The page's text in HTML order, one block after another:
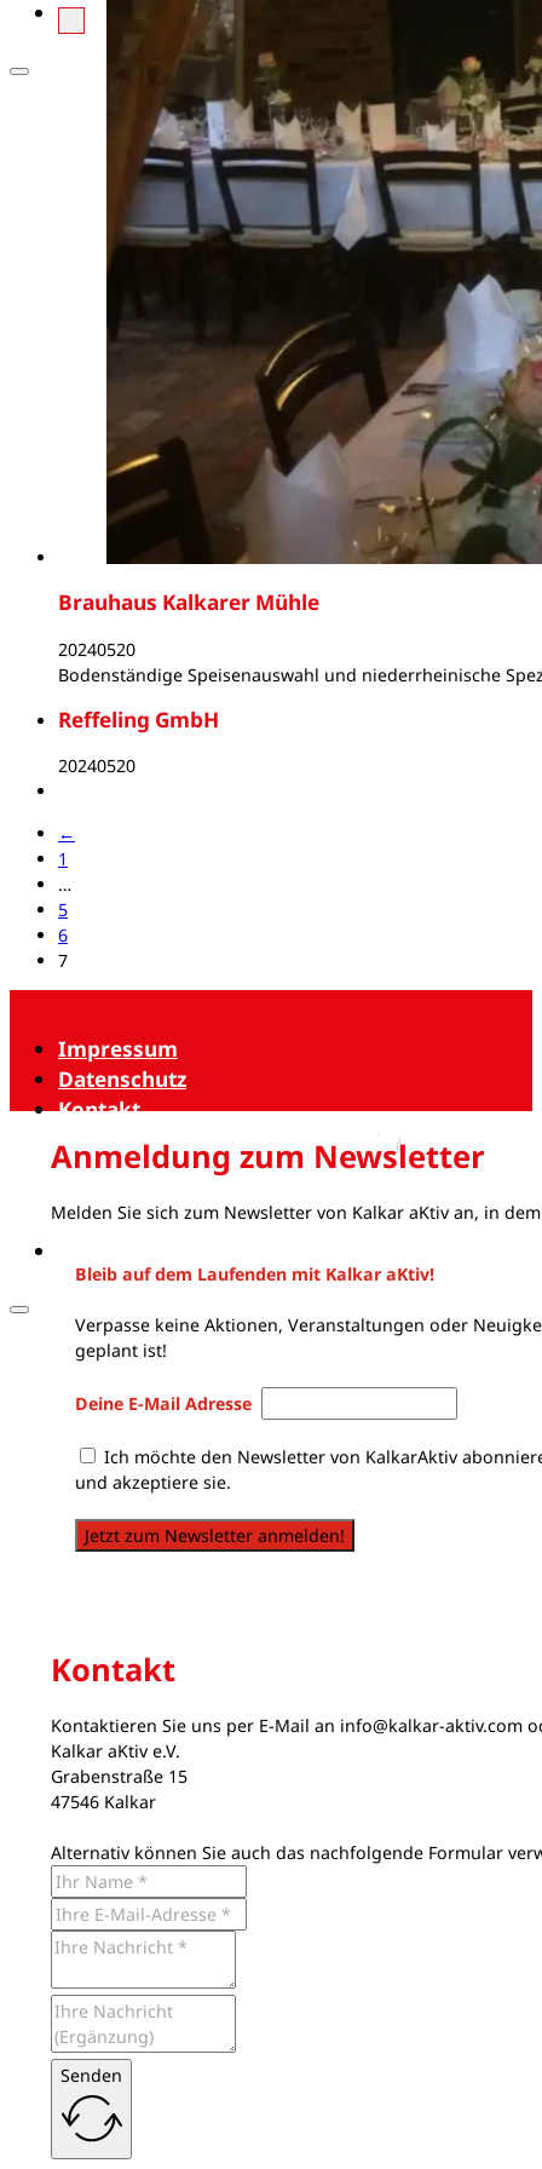
Brauhaus Kalkarer Mühle
20240520
Bodenständige Speisenauswahl und niederrheinische
Reffeling GmbH
20240520
←
1
…
5
6
7
Impressum
Datenschutz
Kontakt
Anmeldung zum Newsletter
Melden Sie sich zum Newsletter von Kalkar aKtiv an, in
Bleib auf dem Laufenden mit Kalkar aKtiv!
Verpasse keine Aktionen, Veranstaltungen oder
geplant ist!
Deine E-Mail Adresse
Ich möchte den Newsletter von KalkarAktiv
und akzeptiere sie.
Jetzt zum Newsletter anmelden!
Kontakt
Kontaktieren Sie uns per E-Mail an info@kalkar-aktiv.com
Kalkar aKtiv e.V.
Grabenstraße 15
47546 Kalkar
Alternativ können Sie auch das nachfolgende Formular
Senden